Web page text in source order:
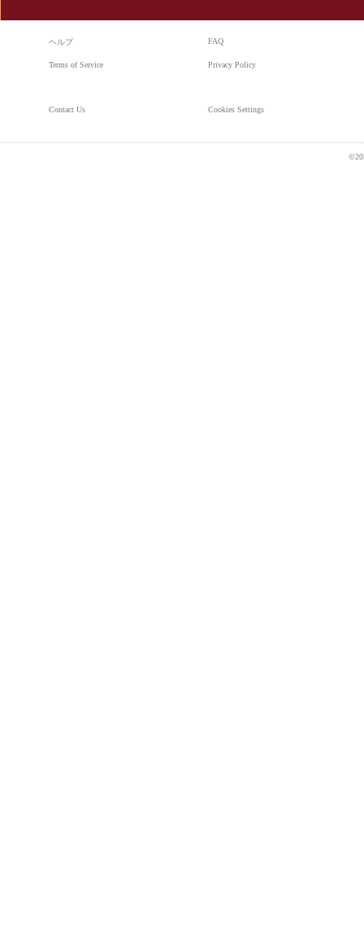
ヘルプ FAQ
Terms of Service Privacy Policy
Contact Us Cookies Settings